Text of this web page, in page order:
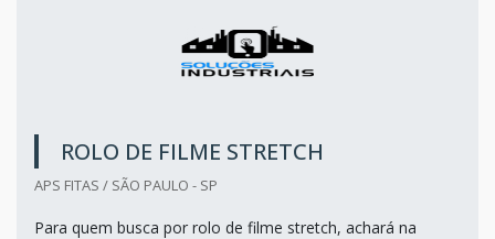
ROLO DE FILME STRETCH
APS FITAS / SÃO PAULO - SP
Para quem busca por rolo de filme stretch, achará na